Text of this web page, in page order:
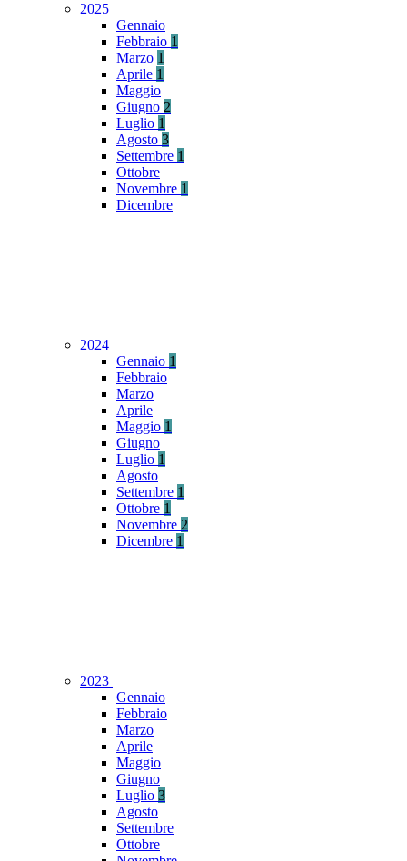
2025
Gennaio
Febbraio 1
Marzo 1
Aprile 1
Maggio
Giugno 2
Luglio 1
Agosto 3
Settembre 1
Ottobre
Novembre 1
Dicembre
2024
Gennaio 1
Febbraio
Marzo
Aprile
Maggio 1
Giugno
Luglio 1
Agosto
Settembre 1
Ottobre 1
Novembre 2
Dicembre 1
2023
Gennaio
Febbraio
Marzo
Aprile
Maggio
Giugno
Luglio 3
Agosto
Settembre
Ottobre